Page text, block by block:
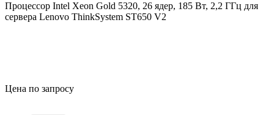
Процессор Intel Xeon Gold 5320, 26 ядер, 185 Вт, 2,2 ГГц для
сервера Lenovo ThinkSystem ST650 V2
Цена по запросу